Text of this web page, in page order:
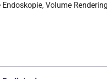
Volume